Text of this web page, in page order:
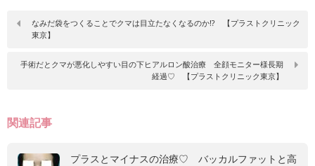
なみだ袋をつくることでクマは目立たなくなるのか⁉ 【プラストクリニック
東京】
手術だとクマが悪化しやすい目の下ヒアルロン酸治療 全顔モニター様長期
経過♡ 【プラストクリニック東京】
関連記事
プラスとマイナスの治療♡ バッカルファットと高